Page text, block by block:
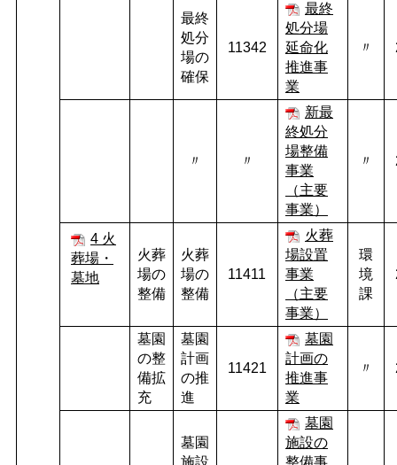
最終
処分
場の
確保
11342
最終
処分場
延命化
推進事
業
〃
〃 〃
新最
終処分
場整備
事業
（主要
事業）
〃
4 火
葬場・
墓地
火葬
場の
整備
火葬
場の
整備
11411
火葬
場設置
事業
（主要
事業）
環
境
課
墓園
の整
備拡
充
墓園
計画
の推
進
11421
墓園
計画の
推進事
業
〃
墓園
施設
墓園
施設の
整備事